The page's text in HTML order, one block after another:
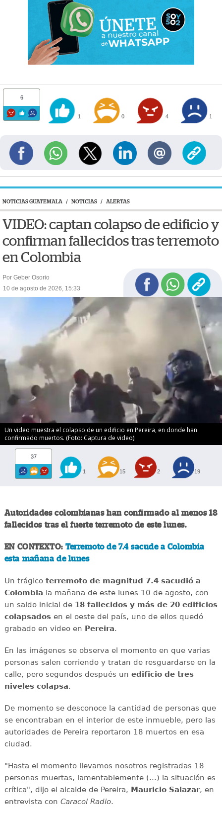
6
1 0 4 1
NOTICIAS GUATEMALA / NOTICIAS / ALERTAS
VIDEO: captan colapso de edificio y
confirman fallecidos tras terremoto
en Colombia
Por Geber Osorio
10 de agosto de 2026, 15:33
Un video muestra el colapso de un edificio en Pereira, en donde han
confirmado muertos. (Foto: Captura de video)
37
1 15 2 19
Autoridades colombianas han confirmado al menos 18
fallecidos tras el fuerte terremoto de este lunes.
EN CONTEXTO: Terremoto de 7.4 sacude a Colombia
esta mañana de lunes
Un trágico terremoto de magnitud 7.4 sacudió a
Colombia la mañana de este lunes 10 de agosto, con
un saldo inicial de 18 fallecidos y más de 20 edificios
colapsadosen el oeste del país, uno de ellos quedó
grabado en video en Pereira.
En las imágenes se observa el momento en que varias
personas salen corriendo y tratan de resguardarse en la
calle, pero segundos después un edificio de tres
niveles colapsa.
De momento se desconoce la cantidad de personas que
se encontraban en el interior de este inmueble, pero las
autoridades de Pereira reportaron 18 muertos en esa
ciudad.
"Hasta el momento llevamos nosotros registradas 18
personas muertas, lamentablemente (...) la situación es
crítica", dijo el alcalde de Pereira, Mauricio Salazar, en
entrevista con Caracol Radio.